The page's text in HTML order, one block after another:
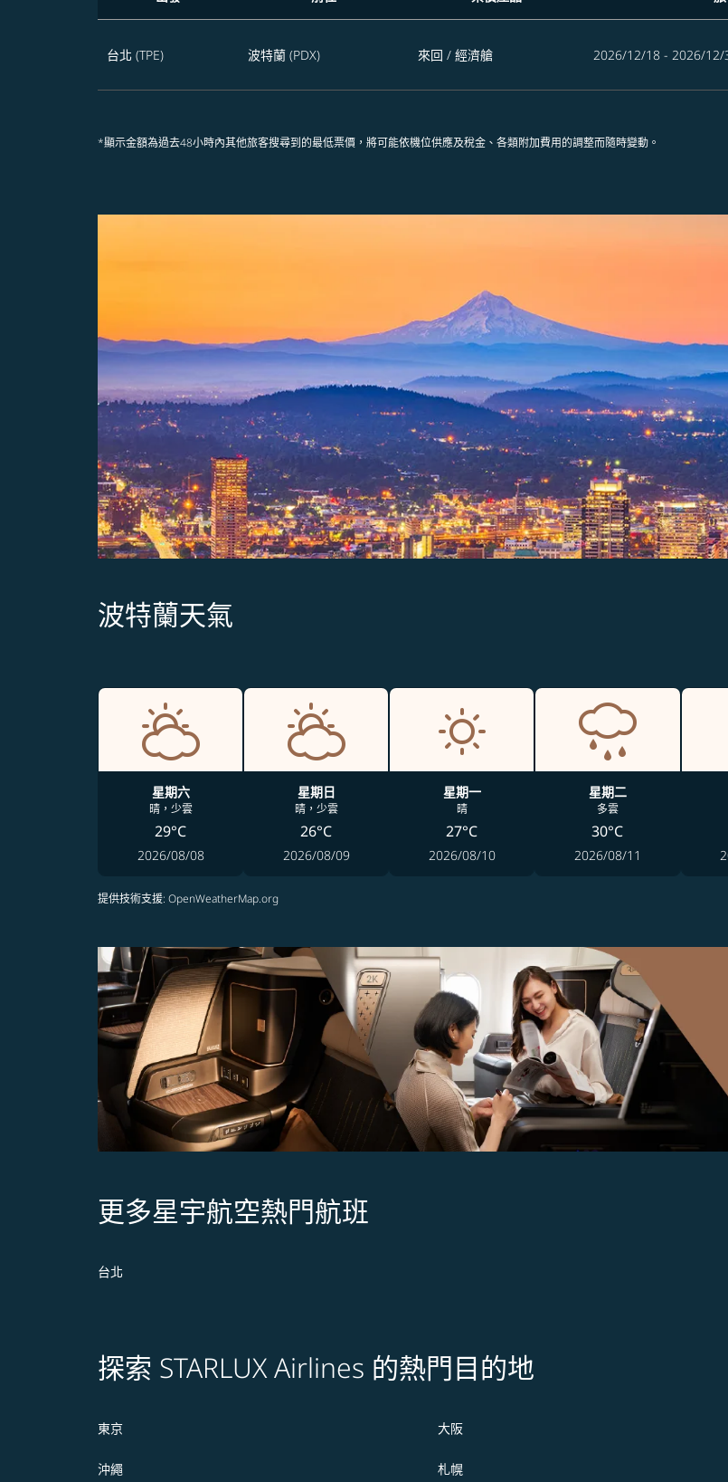
台北 (TPE) 波特蘭 (PDX) 來回 / 經濟艙 2026/12/18 - 2026/12/
*顯示金額為過去48小時內其他旅客搜尋到的最低票價，將可能依機位供應及稅金、各類附加費用的調整而隨時變動。
波特蘭天氣
星期六
晴，少雲
29°C
2026/08/08
星期日
晴，少雲
26°C
2026/08/09
星期一
晴
27°C
2026/08/10
星期二
多雲
30°C
2026/08/11
提供技術支援: OpenWeatherMap.org
更多星宇航空熱門航班
台北
探索 STARLUX Airlines 的熱門目的地
東京 大阪
沖繩 札幌